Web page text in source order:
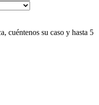
cuéntenos su caso y hasta 5